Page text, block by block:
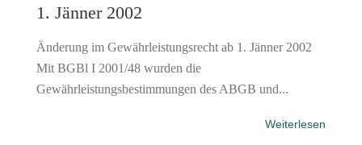
1. Jänner 2002
Änderung im Gewährleistungsrecht ab 1. Jänner 2002
Mit BGBl I 2001/48 wurden die
Gewährleistungsbestimmungen des ABGB und...
Weiterlesen